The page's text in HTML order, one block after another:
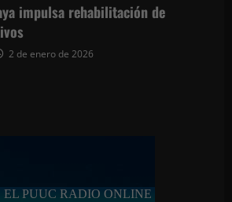
impulsa rehabilitación de
2 de enero de 2026